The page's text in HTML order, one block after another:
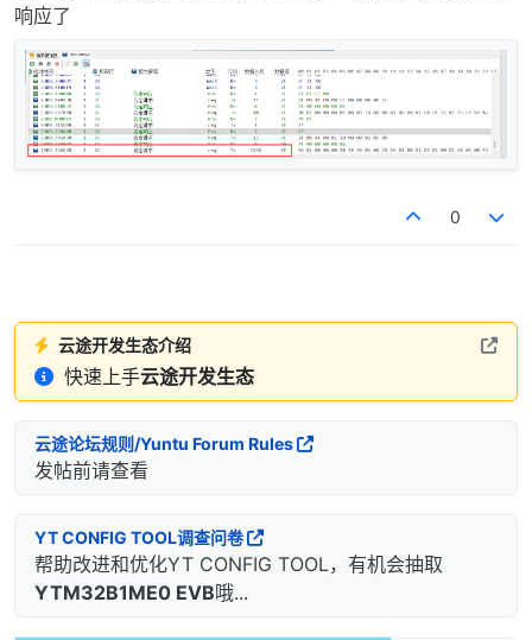
响应了
0
云途开发生态介绍
快速上手云途开发生态
云途论坛规则/Yuntu Forum Rules
发帖前请查看
YT CONFIG TOOL调查问卷
帮助改进和优化YT CONFIG TOOL，有机会抽取
YTM32B1ME0 EVB哦...